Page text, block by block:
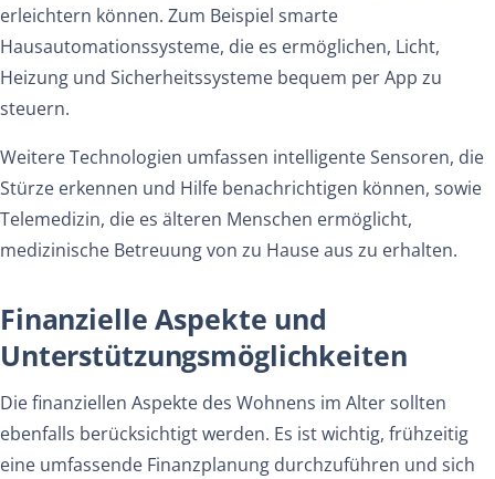
erleichtern können. Zum Beispiel smarte
Hausautomationssysteme, die es ermöglichen, Licht,
Heizung und Sicherheitssysteme bequem per App zu
steuern.
Weitere Technologien umfassen intelligente Sensoren, die
Stürze erkennen und Hilfe benachrichtigen können, sowie
Telemedizin, die es älteren Menschen ermöglicht,
medizinische Betreuung von zu Hause aus zu erhalten.
Finanzielle Aspekte und
Unterstützungsmöglichkeiten
Die finanziellen Aspekte des Wohnens im Alter sollten
ebenfalls berücksichtigt werden. Es ist wichtig, frühzeitig
eine umfassende Finanzplanung durchzuführen und sich